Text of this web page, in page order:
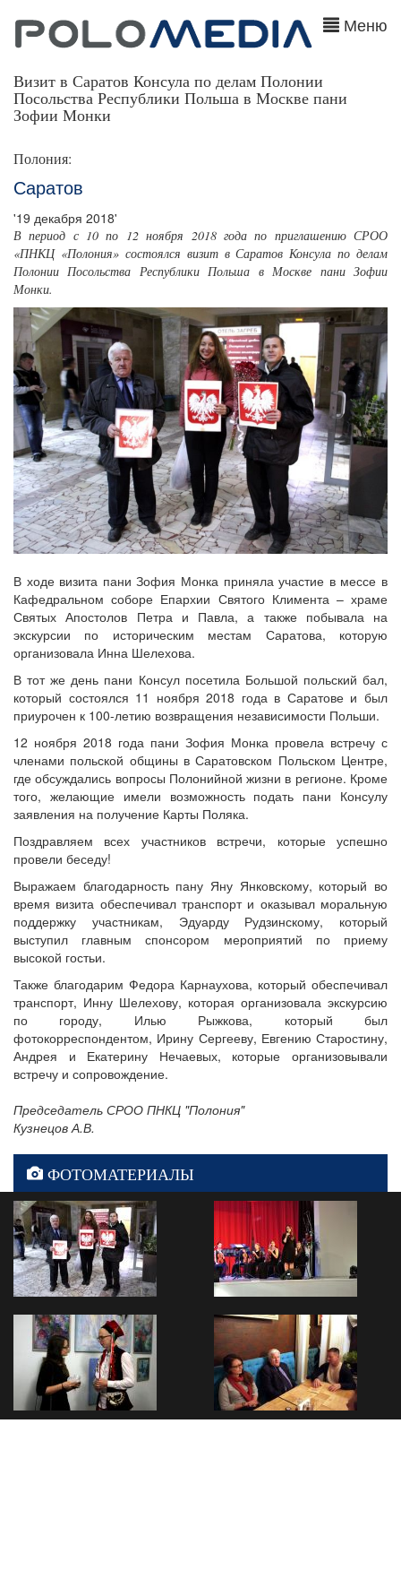
Меню
Визит в Саратов Консула по делам Полонии
Посольства Республики Польша в Москве пани
Зофии Монки
Полония:
Саратов
'19 декабря 2018'
В период с 10 по 12 ноября 2018 года по приглашению СРОО
«ПНКЦ «Полония» состоялся визит в Саратов Консула по делам
Полонии Посольства Республики Польша в Москве пани Зофии
Монки.
В ходе визита пани Зофия Монка приняла участие в мессе в
Кафедральном соборе Епархии Святого Климента – храме
Святых Апостолов Петра и Павла, а также побывала на
экскурсии по историческим местам Саратова, которую
организовала Инна Шелехова.
В тот же день пани Консул посетила Большой польский бал,
который состоялся 11 ноября 2018 года в Саратове и был
приурочен к 100-летию возвращения независимости Польши.
12 ноября 2018 года пани Зофия Монка провела встречу с
членами польской общины в Саратовском Польском Центре,
где обсуждались вопросы Полонийной жизни в регионе. Кроме
того, желающие имели возможность подать пани Консулу
заявления на получение Карты Поляка.
Поздравляем всех участников встречи, которые успешно
провели беседу!
Выражаем благодарность пану Яну Янковскому, который во
время визита обеспечивал транспорт и оказывал моральную
поддержку участникам, Эдуарду Рудзинскому, который
выступил главным спонсором мероприятий по приему
высокой гостьи.
Также благодарим Федора Карнаухова, который обеспечивал
транспорт, Инну Шелехову, которая организовала экскурсию
по городу, Илью Рыжкова, который был
фотокорреспондентом, Ирину Сергееву, Евгению Старостину,
Андрея и Екатерину Нечаевых, которые организовывали
встречу и сопровождение.
Председатель СРОО ПНКЦ "Полония"
Кузнецов А.В.
ФОТОМАТЕРИАЛЫ